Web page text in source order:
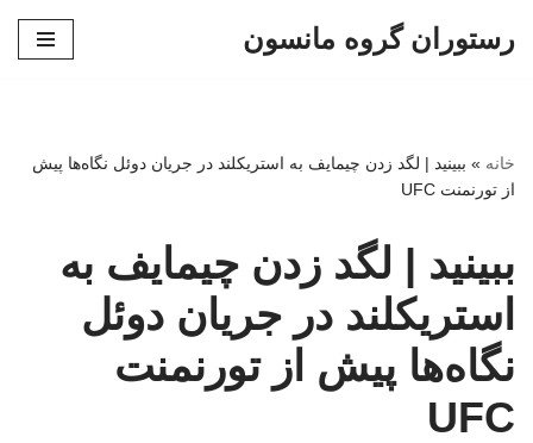
رستوران گروه مانسون
خانه » ببینید | لگد زدن چیمایف به استریکلند در جریان دوئل نگاه‌ها پیش
از تورنمنت UFC
ببینید | لگد زدن چیمایف به
استریکلند در جریان دوئل
نگاه‌ها پیش از تورنمنت
UFC